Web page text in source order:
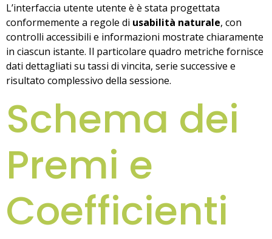
L’interfaccia utente utente è è stata progettata
conformemente a regole di usabilità naturale, con
controlli accessibili e informazioni mostrate chiaramente
in ciascun istante. Il particolare quadro metriche fornisce
dati dettagliati su tassi di vincita, serie successive e
risultato complessivo della sessione.
Schema dei
Premi e
Coefficienti